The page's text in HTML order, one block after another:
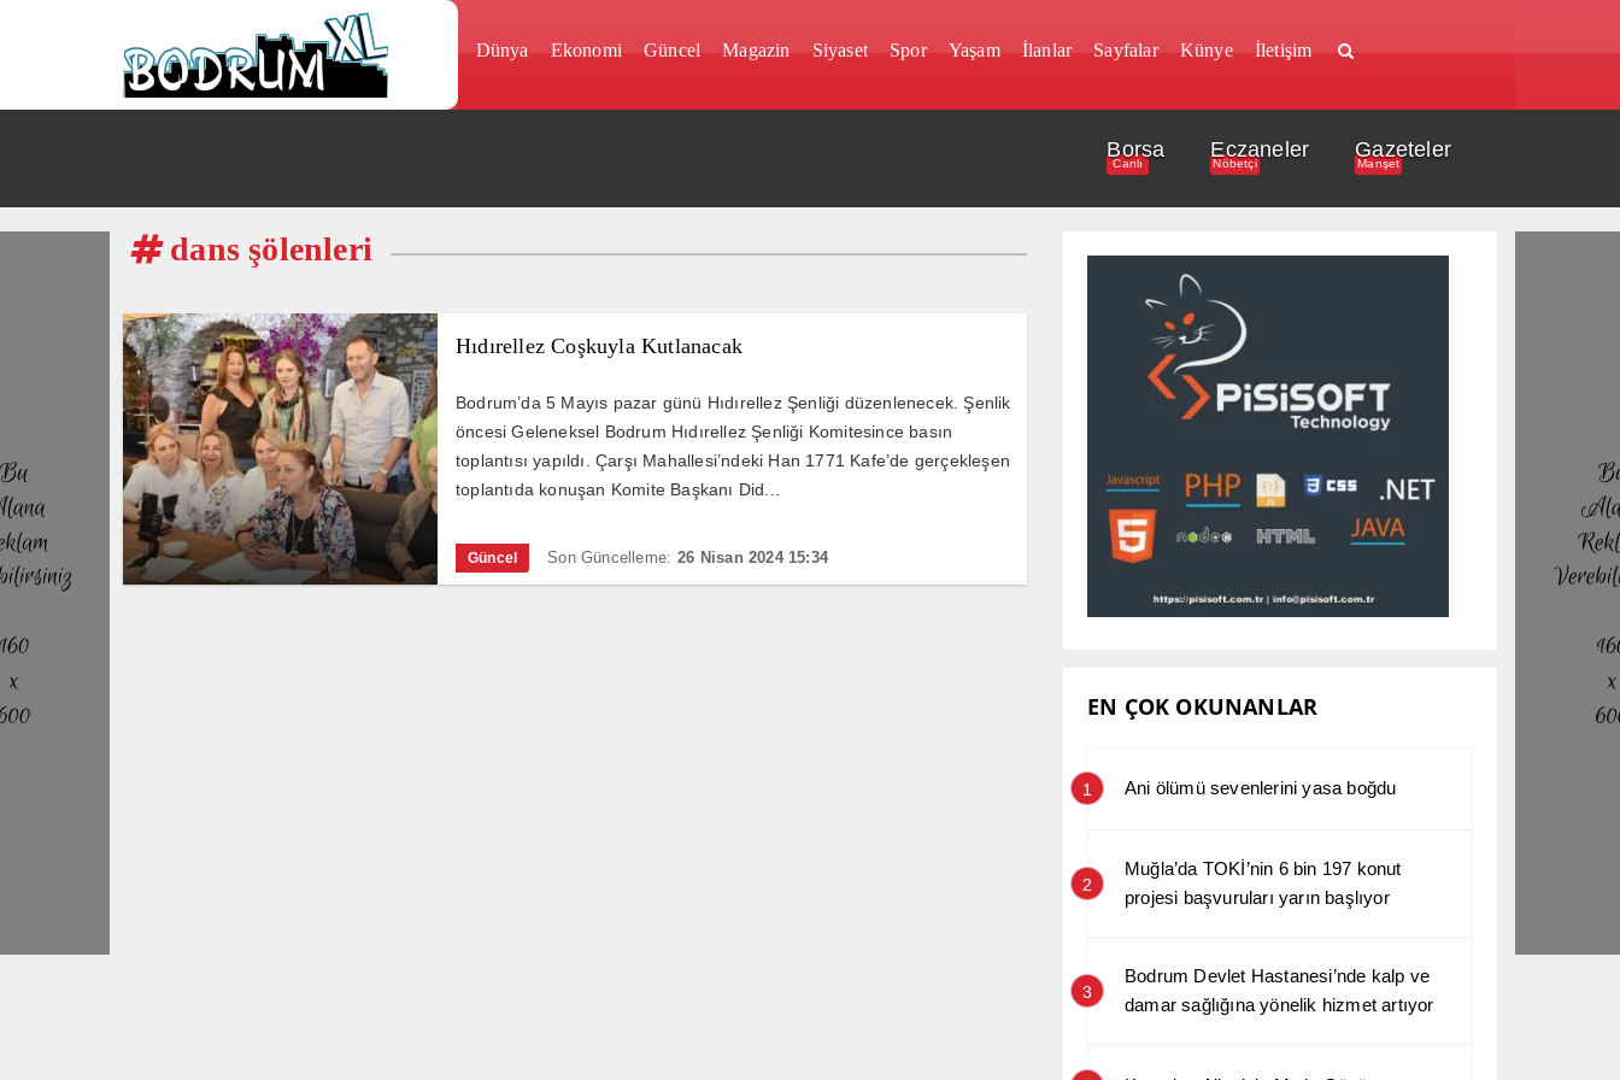
Dünya Ekonomi Güncel Magazin Siyaset Spor Yaşam İlanlar Sayfalar Künye İletişim
Borsa
Canlı
Eczaneler
Nöbetçi
Gazeteler
Manşet
dans şölenleri
Hıdırellez Coşkuyla Kutlanacak
Bodrum’da 5 Mayıs pazar günü Hıdırellez Şenliği düzenlenecek. Şenlik
öncesi Geleneksel Bodrum Hıdırellez Şenliği Komitesince basın
toplantısı yapıldı. Çarşı Mahallesi’ndeki Han 1771 Kafe’de gerçekleşen
toplantıda konuşan Komite Başkanı Did...
Güncel Son Güncelleme: 26 Nisan 2024 15:34
EN ÇOK OKUNANLAR
1 Ani ölümü sevenlerini yasa boğdu
2
Muğla’da TOKİ’nin 6 bin 197 konut
projesi başvuruları yarın başlıyor
3
Bodrum Devlet Hastanesi’nde kalp ve
damar sağlığına yönelik hizmet artıyor